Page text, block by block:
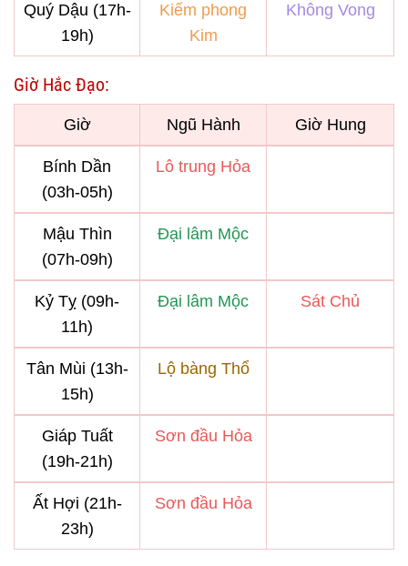
Quý Dậu (17h-
19h)
Kiếm phong
Kim
Không Vong
Giờ Hắc Đạo:
Giờ Ngũ Hành Giờ Hung
Bính Dần
(03h-05h)
Lô trung Hỏa
Mậu Thìn
(07h-09h)
Đại lâm Mộc
Kỷ Tỵ (09h-
11h)
Đại lâm Mộc Sát Chủ
Tân Mùi (13h-
15h)
Lộ bàng Thổ
Giáp Tuất
(19h-21h)
Sơn đầu Hỏa
Ất Hợi (21h-
23h)
Sơn đầu Hỏa